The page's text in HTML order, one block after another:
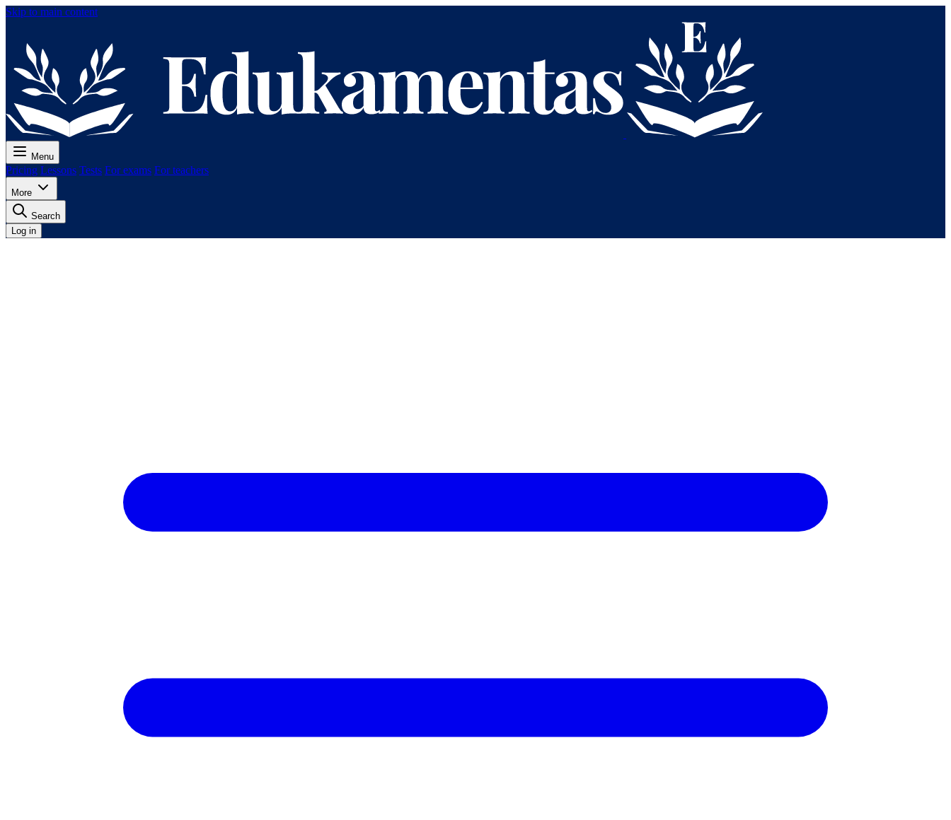
Skip to main content
Menu
Pricing Lessons Tests For exams For teachers
More
Search
Log in